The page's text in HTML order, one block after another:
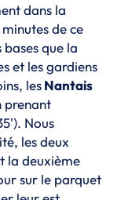
dans la
de ce
que la
et les gardiens
lesNantais
prenant
Nous
les deux
la deuxième
sur le parquet